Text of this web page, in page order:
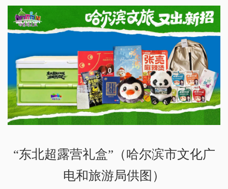
“东北超露营礼盒”（哈尔滨市文化广
电和旅游局供图）